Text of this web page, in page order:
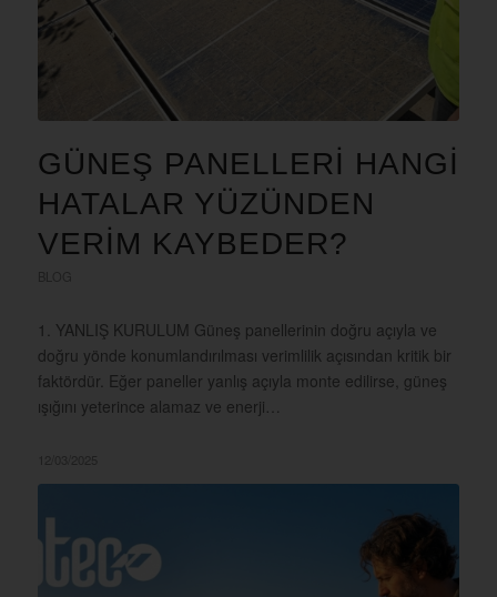
GÜNEŞ PANELLERI HANGI
HATALAR YÜZÜNDEN
VERIM KAYBEDER?
1. YANLIŞ KURULUM Güneş panellerinin doğru açıyla ve
doğru yönde konumlandırılması verimlilik açısından kritik bir
faktördür. Eğer paneller yanlış açıyla monte edilirse, güneş
ışığını yeterince alamaz ve enerji…